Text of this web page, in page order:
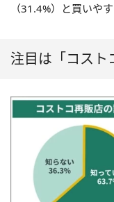
（31.4%）と買いや
注目は「コスト